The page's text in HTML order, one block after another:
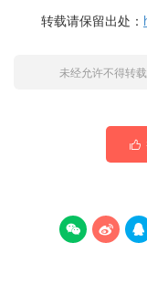
转载请保留出处：
未经允许不得转载

  